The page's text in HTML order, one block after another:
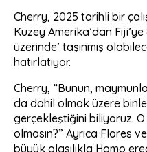
Cherry, 2025 tarihli bir
Kuzey Amerika’dan
üzerinde’ taşınmış
hatırlatıyor.
Cherry, “Bunun,
da dahil olmak üzere
gerçekleştiğini biliyoruz.
olmasın?” Ayrıca Flores
büyük olasılıkla Homo